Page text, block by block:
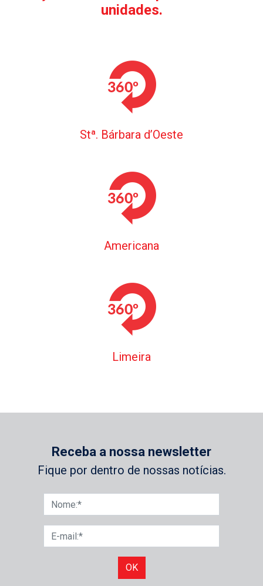
unidades.
Stª. Bárbara d’Oeste
Americana
Limeira
Receba a nossa newsletter
Fique por dentro de nossas notícias.
OK